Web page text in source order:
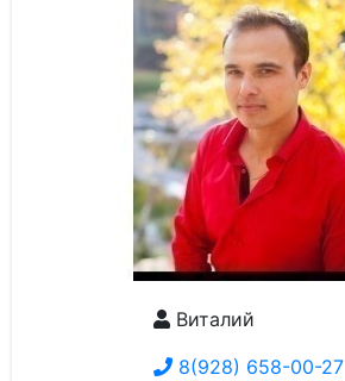
Виталий
8(928) 658-00-27